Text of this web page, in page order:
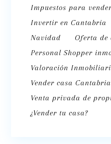
Impuestos para
Invertir en Cantabria
Navidad
Oferta de
Personal Shopper
Valoración
Vender casa Cantabria
Venta privada de
¿Vender tu casa?